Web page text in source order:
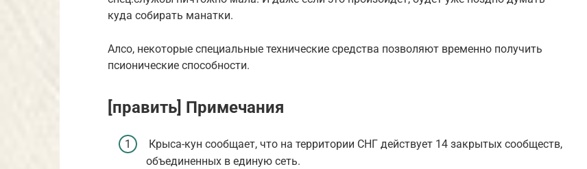
куда собирать манатки.
Алсо, некоторые специальные технические средства позволяют временно получить
псионические способности.
[править] Примечания
Крыса-кун сообщает, что на территории СНГ действует 14 закрытых сообществ,
объединенных в единую сеть.